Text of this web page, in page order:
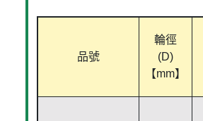
品號
輪徑
(D)
【mm】